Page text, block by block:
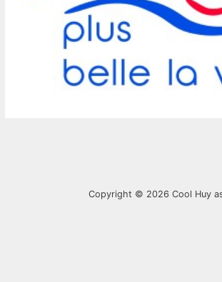
Copyright © 2026 Cool Huy